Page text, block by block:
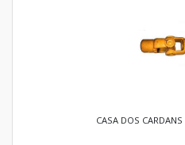
CASA DOS